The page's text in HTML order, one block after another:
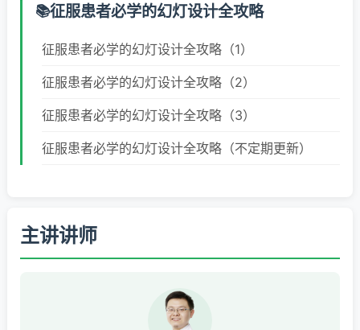
征服患者必学的幻灯设计全攻略
征服患者必学的幻灯设计全攻略（1）
征服患者必学的幻灯设计全攻略（2）
征服患者必学的幻灯设计全攻略（3）
征服患者必学的幻灯设计全攻略（不定期更新）
主讲讲师